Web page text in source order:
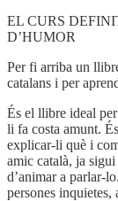
EL CURS
D’HUMOR
Per fi arriba un
catalans i per
És el llibre ideal
li fa costa amunt.
explicar-li què i
amic català, ja
d’animar a parlar-
persones inquietes,